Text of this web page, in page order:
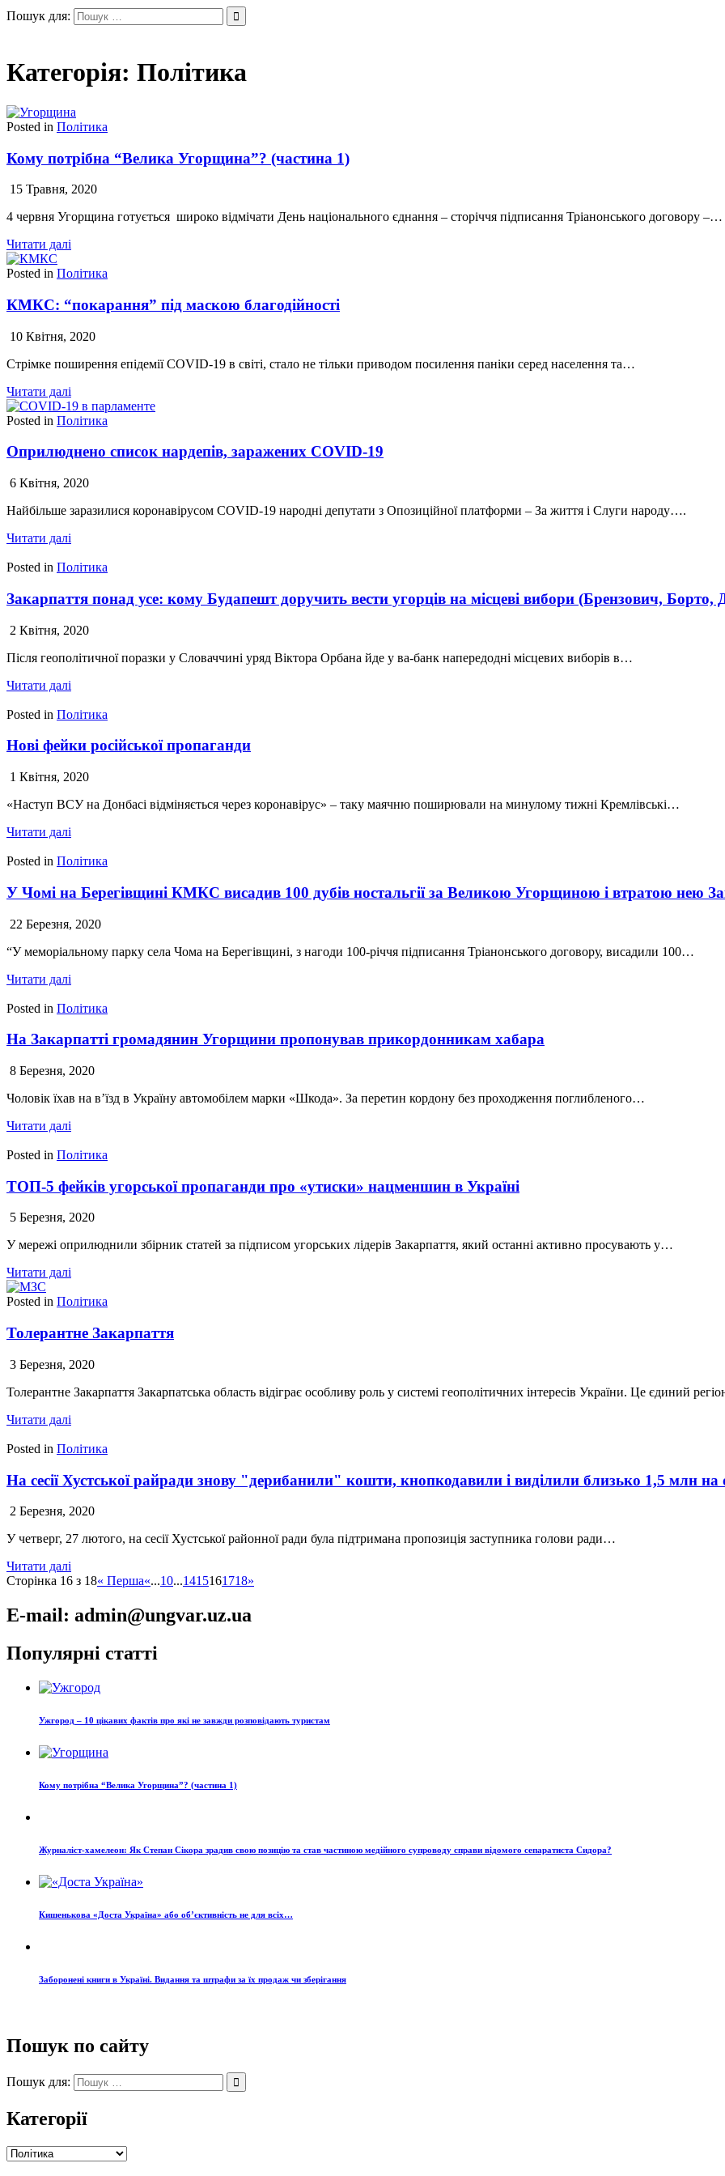
Перейти
Ungvar.uz.ua
Пошук для:
Категорія: Політика
Posted in Політика
Кому потрібна “Велика Угорщина”? (частина 1)
15 Травня, 2020
4 червня Угорщина готується широко відмічати День національного єднання – сторіччя підписання Тріанонського договору –…
Читати далі
Posted in Політика
КМКС: “покарання” під маскою благодійності
10 Квітня, 2020
Стрімке поширення епідемії COVID-19 в світі, стало не тільки приводом посилення паніки серед населення та…
Читати далі
Posted in Політика
Оприлюднено список нардепів, заражених COVID-19
6 Квітня, 2020
Найбільше заразилися коронавірусом COVID-19 народні депутати з Опозиційної платформи – За життя і Слуги народу….
Читати далі
Posted in Політика
Закарпаття понад усе: кому Будапешт доручить вести угорців на місцеві вибори (Брензович, Борто,
2 Квітня, 2020
Після геополітичної поразки у Словаччині уряд Віктора Орбана йде у ва-банк напередодні місцевих виборів в…
Читати далі
Posted in Політика
Нові фейки російської пропаганди
1 Квітня, 2020
«Наступ ВСУ на Донбасі відміняється через коронавірус» – таку маячню поширювали на минулому тижні Кремлівські…
Читати далі
Posted in Політика
У Чомі на Берегівщині КМКС висадив 100 дубів ностальгії за Великою Угорщиною і втратою нею
22 Березня, 2020
“У меморіальному парку села Чома на Берегівщині, з нагоди 100-річчя підписання Тріанонського договору, висадили 100…
Читати далі
Posted in Політика
На Закарпатті громадянин Угорщини пропонував прикордонникам хабара
8 Березня, 2020
Чоловік їхав на в’їзд в Україну автомобілем марки «Шкода». За перетин кордону без проходження поглибленого…
Читати далі
Posted in Політика
ТОП-5 фейків угорської пропаганди про «утиски» нацменшин в Україні
5 Березня, 2020
У мережі оприлюднили збірник статей за підписом угорських лідерів Закарпаття, який останні активно просувають у…
Читати далі
Posted in Політика
Толерантне Закарпаття
3 Березня, 2020
Толерантне Закарпаття Закарпатська область відіграє особливу роль у системі геополітичних інтересів України. Це єдиний
Читати далі
Posted in Політика
На сесії Хустської райради знову "дерибанили" кошти, кнопкодавили і виділили близько 1,5 млн на
2 Березня, 2020
У четверг, 27 лютого, на сесії Хустської районної ради була підтримана пропозиція заступника голови ради…
Читати далі
Сторінка 16 з 18« Перша«...10...1415161718»
E-mail: admin@ungvar.uz.ua
Популярні статті
Ужгород – 10 цікавих фактів про які не завжди розповідають туристам
Кому потрібна “Велика Угорщина”? (частина 1)
Журналіст-хамелеон: Як Степан Сікора зрадив свою позицію та став частиною медійного супроводу справи відомого сепаратиста Сидора?
Кишенькова «Доста Україна» або об’єктивність не для всіх…
Заборонені книги в Україні. Видання та штрафи за їх продаж чи зберігання
Пошук по сайту
Пошук для:
Категорії
Категорії